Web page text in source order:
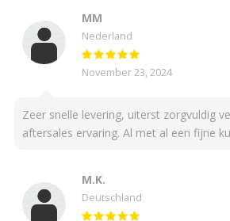
MM
Nederland
November 23, 2024
Zeer snelle levering, uiterst zorgvuldig
aftersales ervaring. Al met al een fijne
M.K.
Deutschland